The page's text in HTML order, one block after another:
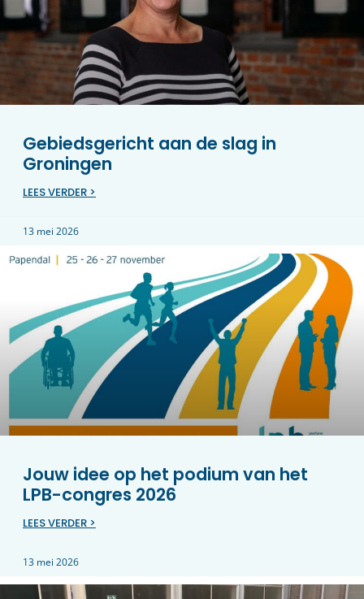
Gebiedsgericht aan de slag in
Groningen
LEES VERDER >
13 mei 2026
Jouw idee op het podium van het
LPB-congres 2026
LEES VERDER >
13 mei 2026